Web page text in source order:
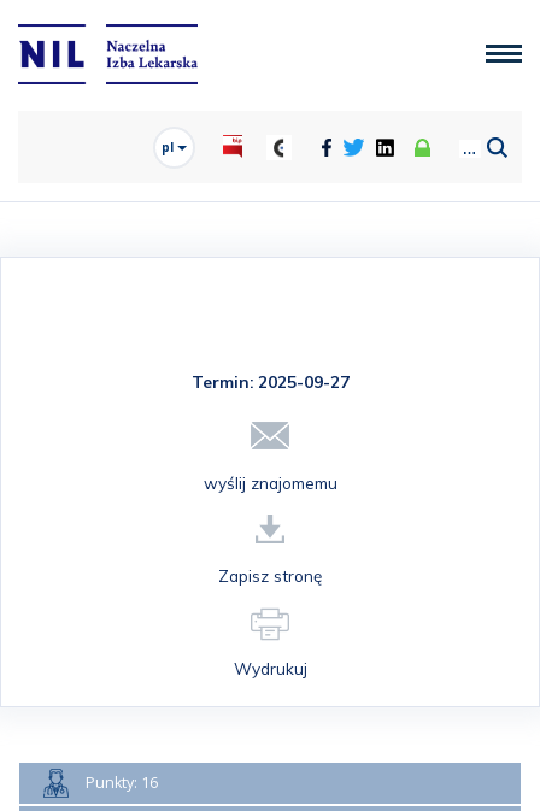
pl
Punkty: 16
Termin: 2025-09-27
wyślij znajomemu
Zapisz stronę
Wydrukuj